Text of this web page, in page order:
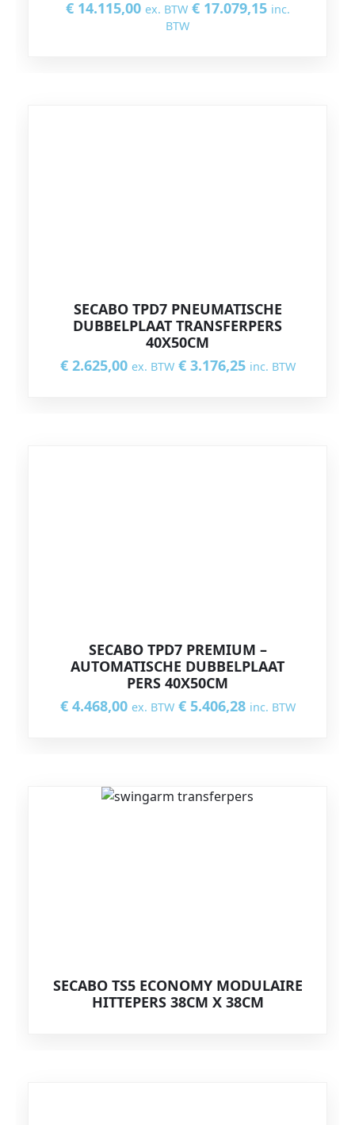
€14.115,00 ex. BTW €17.079,15 inc.
BTW
SECABO TPD7 PNEUMATISCHE
DUBBELPLAAT TRANSFERPERS
40X50CM
€2.625,00 ex. BTW €3.176,25 inc. BTW
SECABO TPD7 PREMIUM –
AUTOMATISCHE DUBBELPLAAT
PERS 40X50CM
€4.468,00 ex. BTW €5.406,28 inc. BTW
SECABO TS5 ECONOMY MODULAIRE
HITTEPERS 38CM X 38CM